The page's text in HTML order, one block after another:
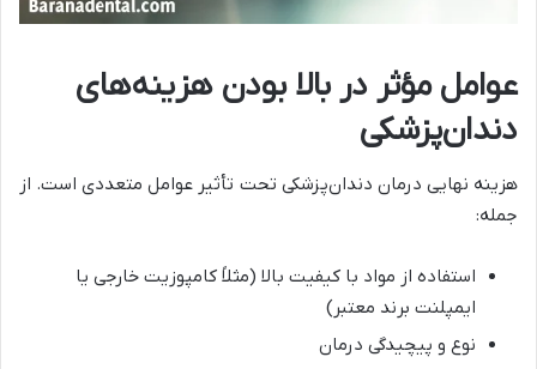
عوامل مؤثر در بالا بودن هزینه‌های
دندان‌پزشکی
هزینه نهایی درمان دندان‌پزشکی تحت تأثیر عوامل متعددی است. از
جمله:
استفاده از مواد با کیفیت بالا (مثلاً کامپوزیت خارجی یا
ایمپلنت برند معتبر)
نوع و پیچیدگی درمان